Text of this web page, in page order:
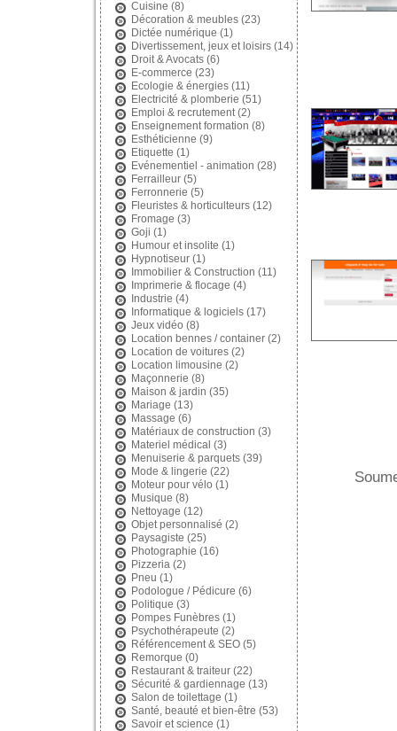
Cuisine (8)
Décoration & meubles(23)
Dictée numérique (1)
Divertissement, jeux et loisirs(14)
Droit & Avocats(6)
E-commerce (23)
Ecologie & énergies(11)
Electricité & plomberie (51)
Emploi & recrutement(2)
Enseignement formation (8)
Esthéticienne (9)
Etiquette (1)
Evénementiel - animation (28)
Ferrailleur(5)
Ferronnerie (5)
Fleuristes & horticulteurs(12)
Fromage (3)
Goji (1)
Humour et insolite (1)
Hypnotiseur(1)
Immobilier & Construction (11)
Imprimerie & flocage (4)
Industrie (4)
Informatique & logiciels(17)
Jeux vidéo (8)
Location bennes / container(2)
Location de voitures(2)
Location limousine (2)
Maçonnerie (8)
Maison & jardin (35)
Mariage (13)
Massage (6)
Matériaux de construction (3)
Materiel médical (3)
Menuiserie & parquets(39)
Mode & lingerie (22)
Moteur pour vélo (1)
Musique (8)
Nettoyage (12)
Objet personnalisé (2)
Paysagiste (25)
Photographie (16)
Pizzeria (2)
Pneu (1)
Podologue / Pédicure (6)
Politique (3)
Pompes Funèbres(1)
Psychothérapeute (2)
Référencement & SEO(5)
Remorque (0)
Restaurant & traiteur(22)
Sécurité & gardiennage (13)
Salon de toilettage (1)
Santé, beauté et bien-être (53)
Savoir et science (1)